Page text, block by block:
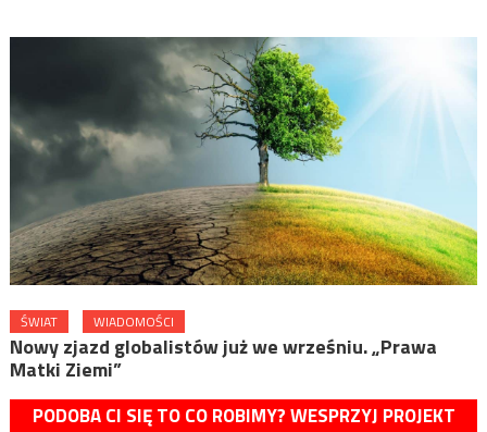
ŚWIAT WIADOMOŚCI
Nowy zjazd globalistów już we wrześniu. „Prawa
Matki Ziemi”
PODOBA CI SIĘ TO CO ROBIMY? WESPRZYJ PROJEKT